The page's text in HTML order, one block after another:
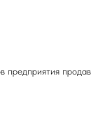
предприятия